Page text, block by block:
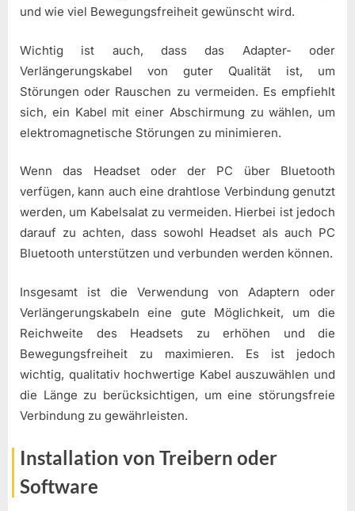
und wie viel Bewegungsfreiheit gewünscht wird.
Wichtig ist auch, dass das Adapter- oder
Verlängerungskabel von guter Qualität ist, um
Störungen oder Rauschen zu vermeiden. Es empfiehlt
sich, ein Kabel mit einer Abschirmung zu wählen, um
elektromagnetische Störungen zu minimieren.
Wenn das Headset oder der PC über Bluetooth
verfügen, kann auch eine drahtlose Verbindung genutzt
werden, um Kabelsalat zu vermeiden. Hierbei ist jedoch
darauf zu achten, dass sowohl Headset als auch PC
Bluetooth unterstützen und verbunden werden können.
Insgesamt ist die Verwendung von Adaptern oder
Verlängerungskabeln eine gute Möglichkeit, um die
Reichweite des Headsets zu erhöhen und die
Bewegungsfreiheit zu maximieren. Es ist jedoch
wichtig, qualitativ hochwertige Kabel auszuwählen und
die Länge zu berücksichtigen, um eine störungsfreie
Verbindung zu gewährleisten.
Installation von Treibern oder
Software